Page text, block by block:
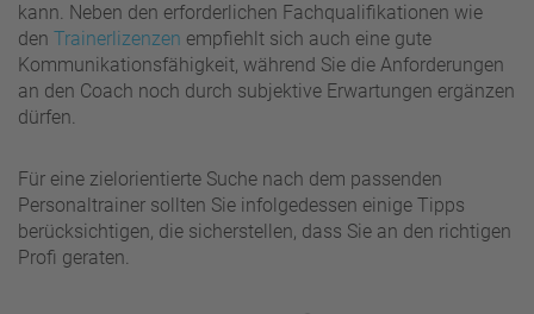
kann. Neben den erforderlichen Fachqualifikationen wie
den Trainerlizenzen empfiehlt sich auch eine gute
Kommunikationsfähigkeit, während Sie die Anforderungen
an den Coach noch durch subjektive Erwartungen ergänzen
dürfen.
Für eine zielorientierte Suche nach dem passenden
Personaltrainer sollten Sie infolgedessen einige Tipps
berücksichtigen, die sicherstellen, dass Sie an den richtigen
Profi geraten.